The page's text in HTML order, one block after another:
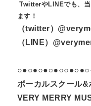
TwitterやLINEでも、
ます！
（twitter）
（LINE）
ボーカルスクール
VERY MERRY